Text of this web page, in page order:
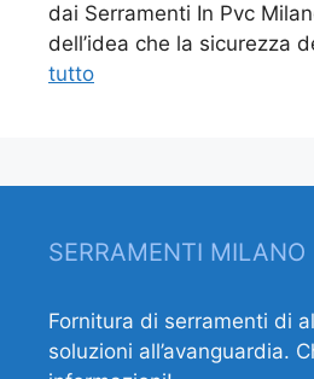
dai Serramenti In Pvc
dell’idea che la sicurezza
tutto
SERRAMENTI MILANO
Fornitura di serramenti di
soluzioni all’avanguardia.